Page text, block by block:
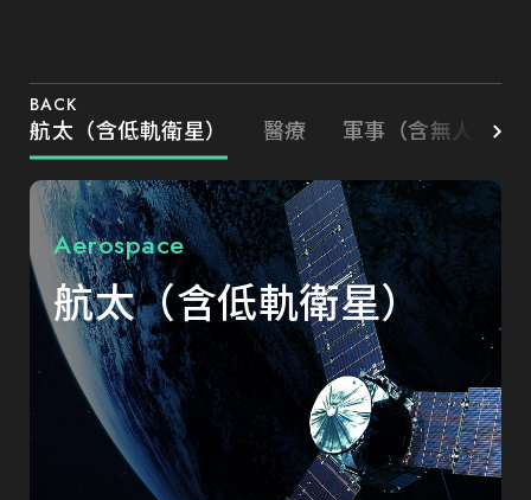
BACK
航太（含低軌衛星） 醫療 軍事（含無人載具
Aerospace
航太（含低軌衛星）